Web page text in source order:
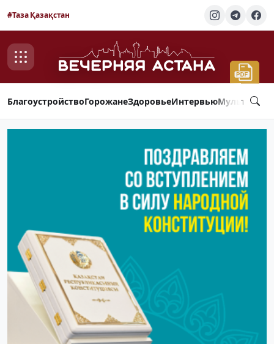
#Таза Қазақстан
БлагоустройствоГорожанеЗдоровьеИнтервью